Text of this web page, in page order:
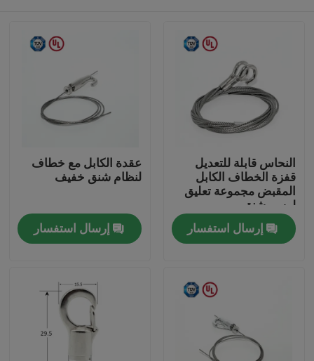
أشرطة فيديو
النحاس قابلة للتعديل
قفزة الخطاف الكابل
المقبض مجموعة تعليق
لرسم شنق
إرسال استفسار
عقدة الكابل مع خطاف
لنظام شنق خفيف
إرسال استفسار